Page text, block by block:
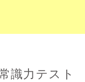
識力テスト